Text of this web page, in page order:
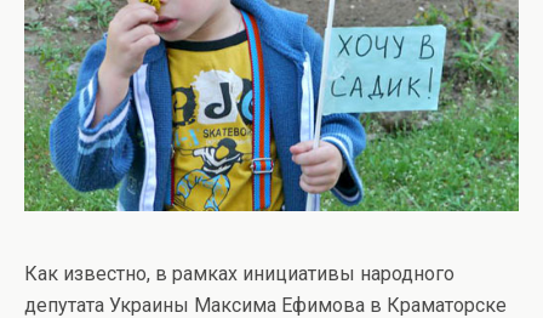
Как известно, в рамках инициативы народного
депутата Украины Максима Ефимова в Краматорске